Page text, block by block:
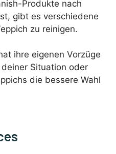
Produkte nach
gibt es verschiedene
zu reinigen.
ihre eigenen Vorzüge
Situation oder
die bessere Wahl